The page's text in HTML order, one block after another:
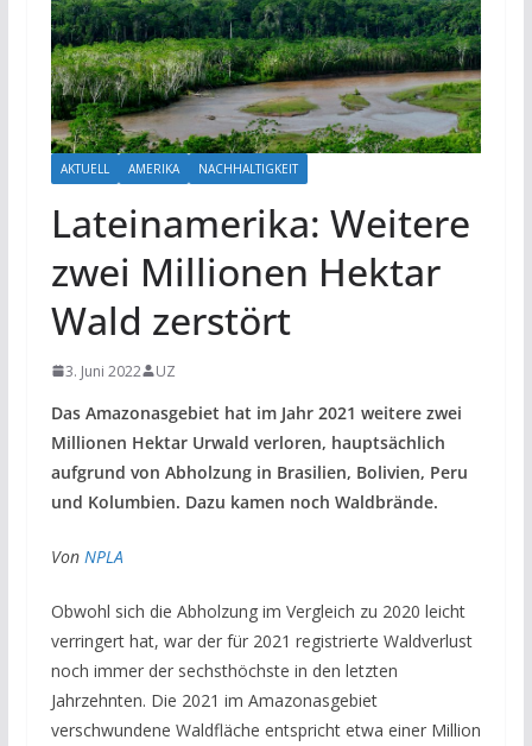
AKTUELL AMERIKA NACHHALTIGKEIT
Lateinamerika: Weitere
zwei Millionen Hektar
Wald zerstört
3. Juni 2022 UZ
Das Amazonasgebiet hat im Jahr 2021 weitere zwei
Millionen Hektar Urwald verloren, hauptsächlich
aufgrund von Abholzung in Brasilien, Bolivien, Peru
und Kolumbien. Dazu kamen noch Waldbrände.
Von NPLA
Obwohl sich die Abholzung im Vergleich zu 2020 leicht
verringert hat, war der für 2021 registrierte Waldverlust
noch immer der sechsthöchste in den letzten
Jahrzehnten. Die 2021 im Amazonasgebiet
verschwundene Waldfläche entspricht etwa einer Million